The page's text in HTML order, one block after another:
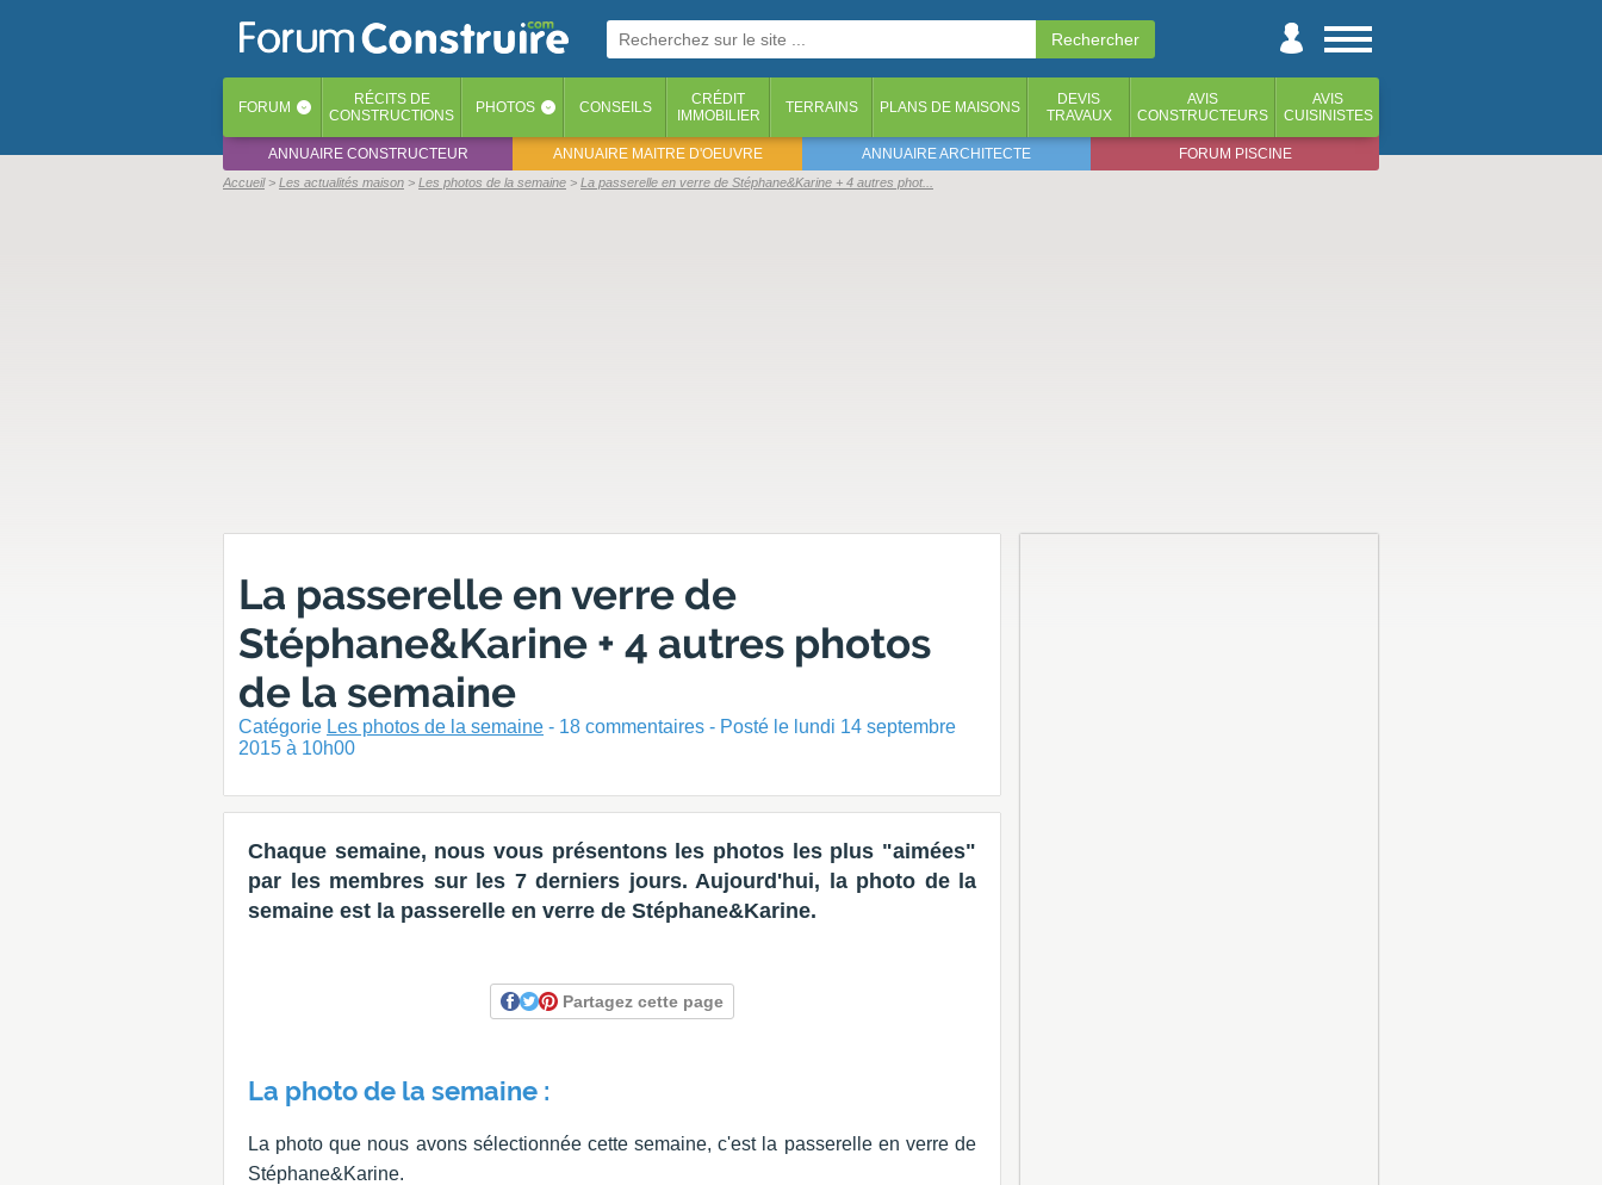
FORUM ‹ RÉCITS DE
CONSTRUCTIONS
PHOTOS ‹ CONSEILS
CRÉDIT
IMMOBILIER
TERRAINS PLANS DE MAISONS
DEVIS
TRAVAUX
AVIS
CONSTRUCTEURS
AVIS
CUISINISTES
ANNUAIRE CONSTRUCTEUR ANNUAIRE MAITRE D'OEUVRE ANNUAIRE ARCHITECTE FORUM PISCINE
Accueil Les actualités maison Les photos de la semaine La passerelle en verre de Stéphane&Karine + 4 autres phot...
La passerelle en verre de
Stéphane&Karine + 4 autres photos
de la semaine
Catégorie Les photos de la semaine - 18 commentaires - Posté le lundi 14 septembre
2015 à 10h00
Chaque semaine, nous vous présentons les photos les plus "aimées"
par les membres sur les 7 derniers jours. Aujourd'hui, la photo de la
semaine est la passerelle en verre de Stéphane&Karine.
Partagez cette page
La photo de la semaine :
La photo que nous avons sélectionnée cette semaine, c'est la passerelle en verre de
Stéphane&Karine.